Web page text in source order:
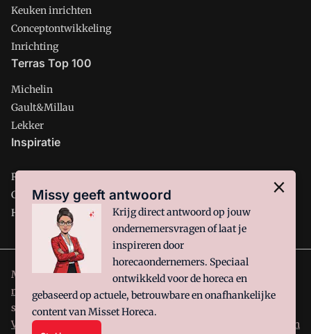
Keuken inrichten
Conceptontwikkeling
Inrichting
Terras Top 100
Michelin
Gault&Millau
Lekker
Inspiratie
Restaurant
Café
Hotel
Misset Horeca is onderdeel van VMN media. Lees in
manifestwaar VMN media voor staat. Op gebruik van deze
site zijn de volgende regelingen van toepassing:
VoorwaardenenPrivacy en Cookie beleid Privacy instellingen
Missy geeft antwoord
Krijg direct antwoord op jouw
ondernemersvragen of laat je
inspireren door
horecaondernemers. Speciaal
ontwikkeld voor de horeca en
gebaseerd op actuele, betrouwbare en onafhankelijke
content van Misset Horeca.